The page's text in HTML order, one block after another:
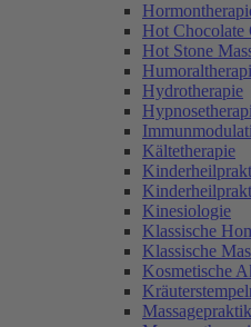
Hot Chocolate
Hot Stone
Hydrotherapie
Kältetherapie
Kinesiologie
Klassische
Klassische
Kosmetische